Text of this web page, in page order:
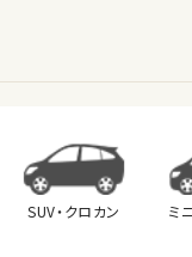
SUV・クロカン ミ